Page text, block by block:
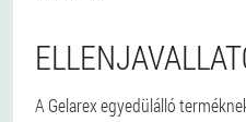
A Gelarex egyedülálló